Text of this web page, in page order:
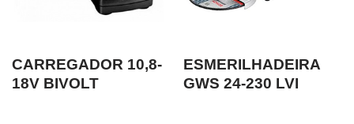
CARREGADOR 10,8-
18V BIVOLT
ESMERILHADEIRA
GWS 24-230 LVI